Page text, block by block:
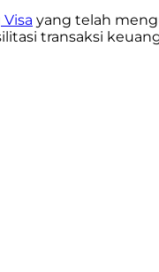
yang telah
transaksi